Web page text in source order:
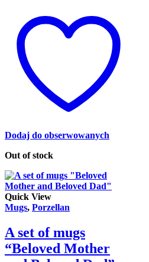
Dodaj do obserwowanych
Out of stock
Quick View
Mugs, Porzellan
A set of mugs
“Beloved Mother